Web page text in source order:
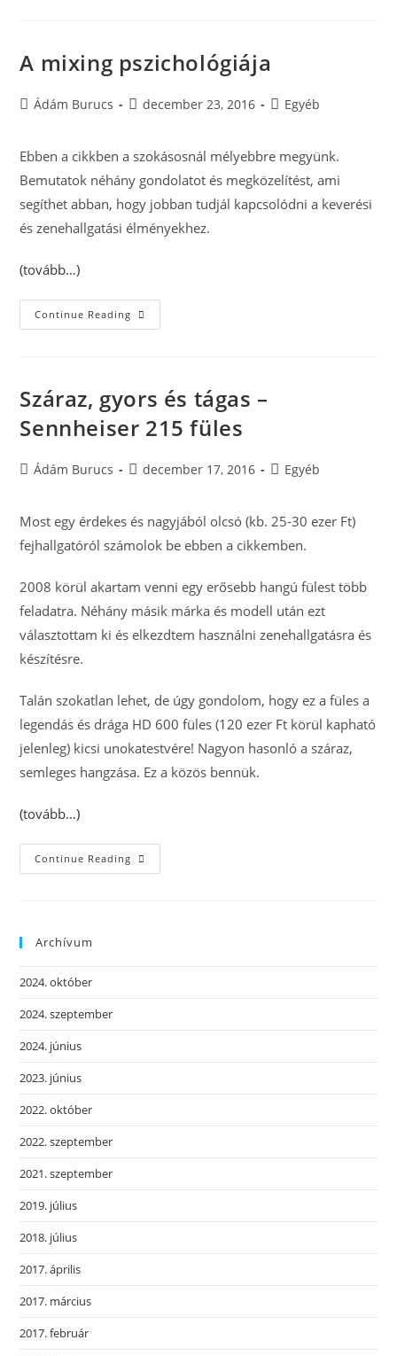
A mixing pszichológiája
PostÁdám Burucs
Postdecember 23, 2016
PostEgyéb
Ebben a cikkben a szokásosnál mélyebbre megyünk.
Bemutatok néhány gondolatot és megközelítést, ami
segíthet abban, hogy jobban tudjál kapcsolódni a keverési
és zenehallgatási élményekhez.
(tovább…)
Continue Reading A
Mixing
Száraz, gyors és tágas –
Sennheiser 215 füles
PostÁdám Burucs
Postdecember 17, 2016
PostEgyéb
Most egy érdekes és nagyjából olcsó (kb. 25-30 ezer Ft)
fejhallgatóról számolok be ebben a cikkemben.
2008 körül akartam venni egy erősebb hangú fülest több
feladatra. Néhány másik márka és modell után ezt
választottam ki és elkezdtem használni zenehallgatásra és
készítésre.
Talán szokatlan lehet, de úgy gondolom, hogy ez a füles a
legendás és drága HD 600 füles (120 ezer Ft körül kapható
jelenleg) kicsi unokatestvére! Nagyon hasonló a száraz,
semleges hangzása. Ez a közös bennük.
(tovább…)
Continue Reading Száraz,
Gyors
Archívum
2024. október
2024. szeptember
2024. június
2023. június
2022. október
2022. szeptember
2021. szeptember
2019. július
2018. július
2017. április
2017. március
2017. február